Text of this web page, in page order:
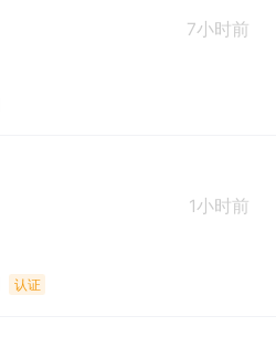
7小时前
1小时前
认证